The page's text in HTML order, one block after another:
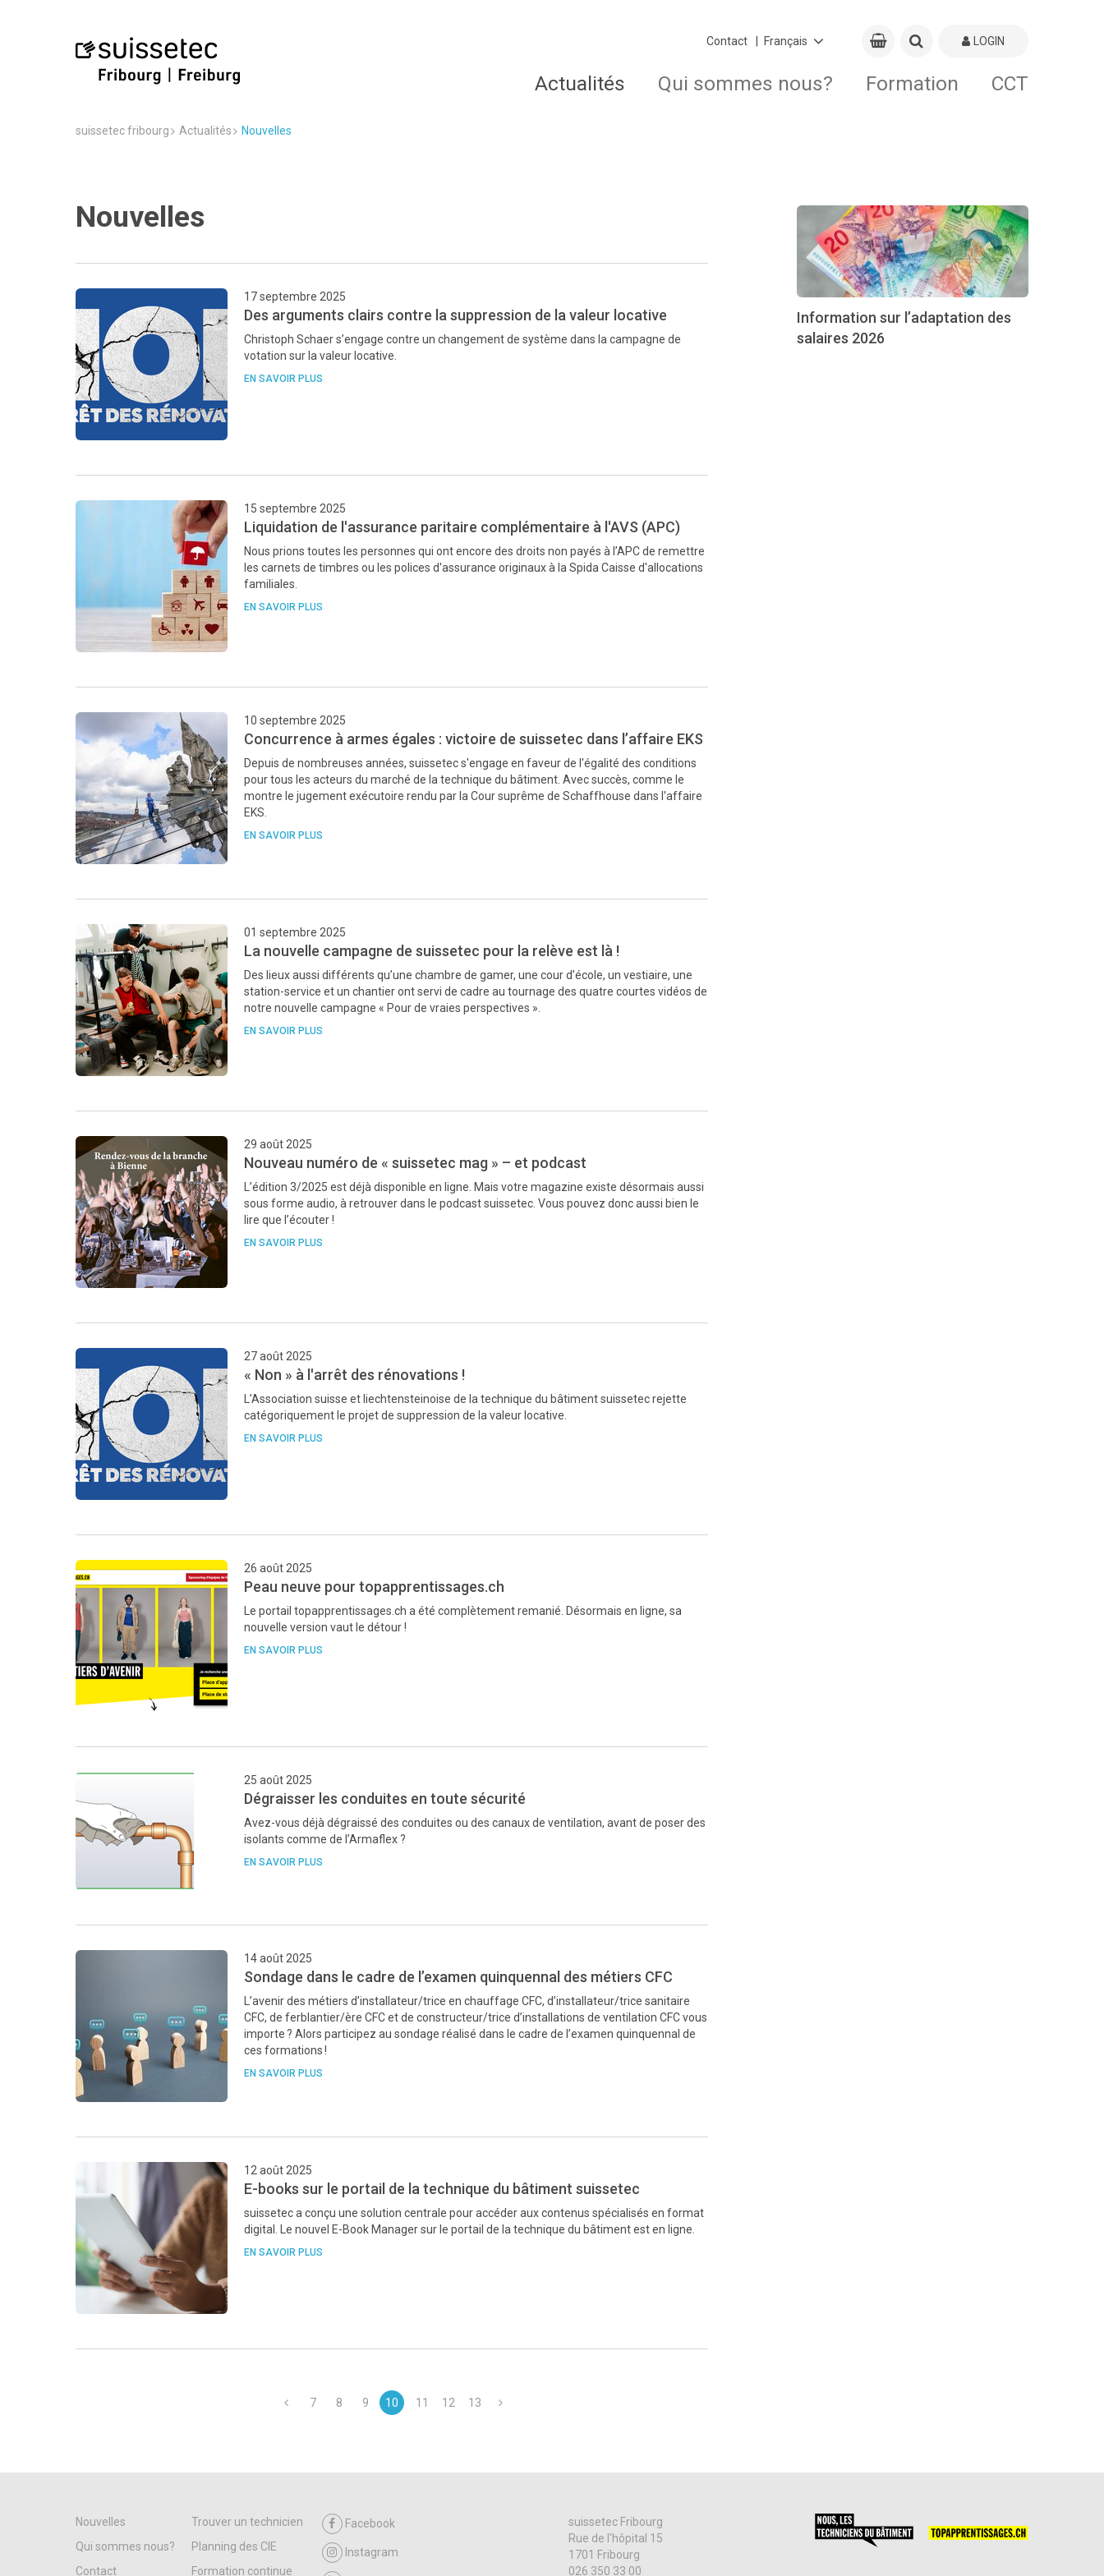
Contact LOGIN
Actualités Qui sommes nous? Formation CCT
suissetec fribourg Actualités Nouvelles
Nouvelles
17 septembre 2025
Des arguments clairs contre la suppression de la valeur locative
Christoph Schaer s’engage contre un changement de système dans la campagne de
votation sur la valeur locative.
EN SAVOIR PLUS
15 septembre 2025
Liquidation de l'assurance paritaire complémentaire à l'AVS (APC)
Nous prions toutes les personnes qui ont encore des droits non payés à l’APC de remettre
les carnets de timbres ou les polices d'assurance originaux à la Spida Caisse d'allocations
familiales.
EN SAVOIR PLUS
10 septembre 2025
Concurrence à armes égales : victoire de suissetec dans l’affaire EKS
Depuis de nombreuses années, suissetec s'engage en faveur de l'égalité des conditions
pour tous les acteurs du marché de la technique du bâtiment. Avec succès, comme le
montre le jugement exécutoire rendu par la Cour suprême de Schaffhouse dans l'affaire
EKS.
EN SAVOIR PLUS
01 septembre 2025
La nouvelle campagne de suissetec pour la relève est là !
Des lieux aussi différents qu’une chambre de gamer, une cour d’école, un vestiaire, une
station-service et un chantier ont servi de cadre au tournage des quatre courtes vidéos de
notre nouvelle campagne « Pour de vraies perspectives ».
EN SAVOIR PLUS
29 août 2025
Nouveau numéro de « suissetec mag » – et podcast
L’édition 3/2025 est déjà disponible en ligne. Mais votre magazine existe désormais aussi
sous forme audio, à retrouver dans le podcast suissetec. Vous pouvez donc aussi bien le
lire que l’écouter !
EN SAVOIR PLUS
27 août 2025
« Non » à l'arrêt des rénovations !
L’Association suisse et liechtensteinoise de la technique du bâtiment suissetec rejette
catégoriquement le projet de suppression de la valeur locative.
EN SAVOIR PLUS
26 août 2025
Peau neuve pour topapprentissages.ch
Le portail topapprentissages.ch a été complètement remanié. Désormais en ligne, sa
nouvelle version vaut le détour !
EN SAVOIR PLUS
25 août 2025
Dégraisser les conduites en toute sécurité
Avez-vous déjà dégraissé des conduites ou des canaux de ventilation, avant de poser des
isolants comme de l’Armaflex ?
EN SAVOIR PLUS
14 août 2025
Sondage dans le cadre de l’examen quinquennal des métiers CFC
L’avenir des métiers d’installateur/trice en chauffage CFC, d’installateur/trice sanitaire
CFC, de ferblantier/ère CFC et de constructeur/trice d’installations de ventilation CFC vous
importe ? Alors participez au sondage réalisé dans le cadre de l’examen quinquennal de
ces formations !
EN SAVOIR PLUS
12 août 2025
E-books sur le portail de la technique du bâtiment suissetec
suissetec a conçu une solution centrale pour accéder aux contenus spécialisés en format
digital. Le nouvel E-Book Manager sur le portail de la technique du bâtiment est en ligne.
EN SAVOIR PLUS
7 8 9 10 11 12 13
Information sur l’adaptation des
salaires 2026
Nouvelles
Trouver un technicien
Qui sommes nous?
Planning des CIE
Contact
Formation continue
Facebook
Instagram
suissetec Fribourg
Rue de l'hôpital 15
1701 Fribourg
026 350 33 00